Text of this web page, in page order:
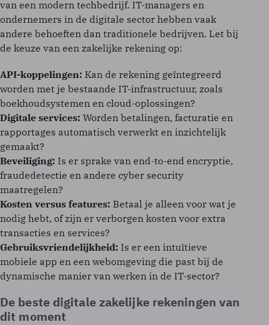
van een modern techbedrijf. IT-managers en
ondernemers in de digitale sector hebben vaak
andere behoeften dan traditionele bedrijven. Let bij
de keuze van een zakelijke rekening op:
API-koppelingen: Kan de rekening geïntegreerd
worden met je bestaande IT-infrastructuur, zoals
boekhoudsystemen en cloud-oplossingen?
Digitale services: Worden betalingen, facturatie en
rapportages automatisch verwerkt en inzichtelijk
gemaakt?
Beveiliging: Is er sprake van end-to-end encryptie,
fraudedetectie en andere cyber security
maatregelen?
Kosten versus features: Betaal je alleen voor wat je
nodig hebt, of zijn er verborgen kosten voor extra
transacties en services?
Gebruiksvriendelijkheid: Is er een intuïtieve
mobiele app en een webomgeving die past bij de
dynamische manier van werken in de IT-sector?
De beste digitale zakelijke rekeningen van
dit moment